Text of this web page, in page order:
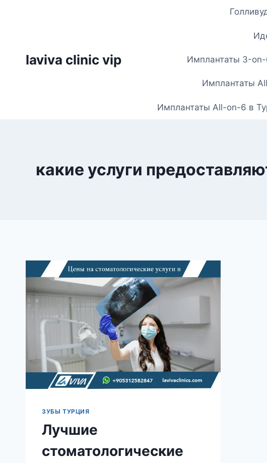
laviva clinic vip Имплантаты 3-on-
Имплантаты
Имплантаты All-on-6 в
какие услуги
ЗУБЫ ТУРЦИЯ
Лучшие
стоматологические